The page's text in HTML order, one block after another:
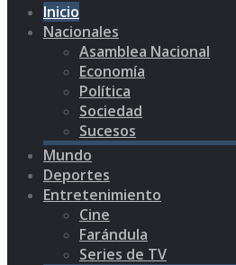
Inicio
Nacionales
Asamblea Nacional
Economía
Política
Sociedad
Sucesos
Mundo
Deportes
Entretenimiento
Cine
Farándula
Series de TV